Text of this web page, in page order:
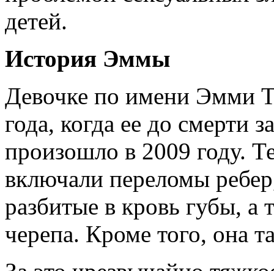
детей.
История Эммы
Девочке по имени Эмми
года, когда ее до смерти
произошло в 2009 году.
включали переломы
разбитые в кровь губы,
черепа. Кроме того, она